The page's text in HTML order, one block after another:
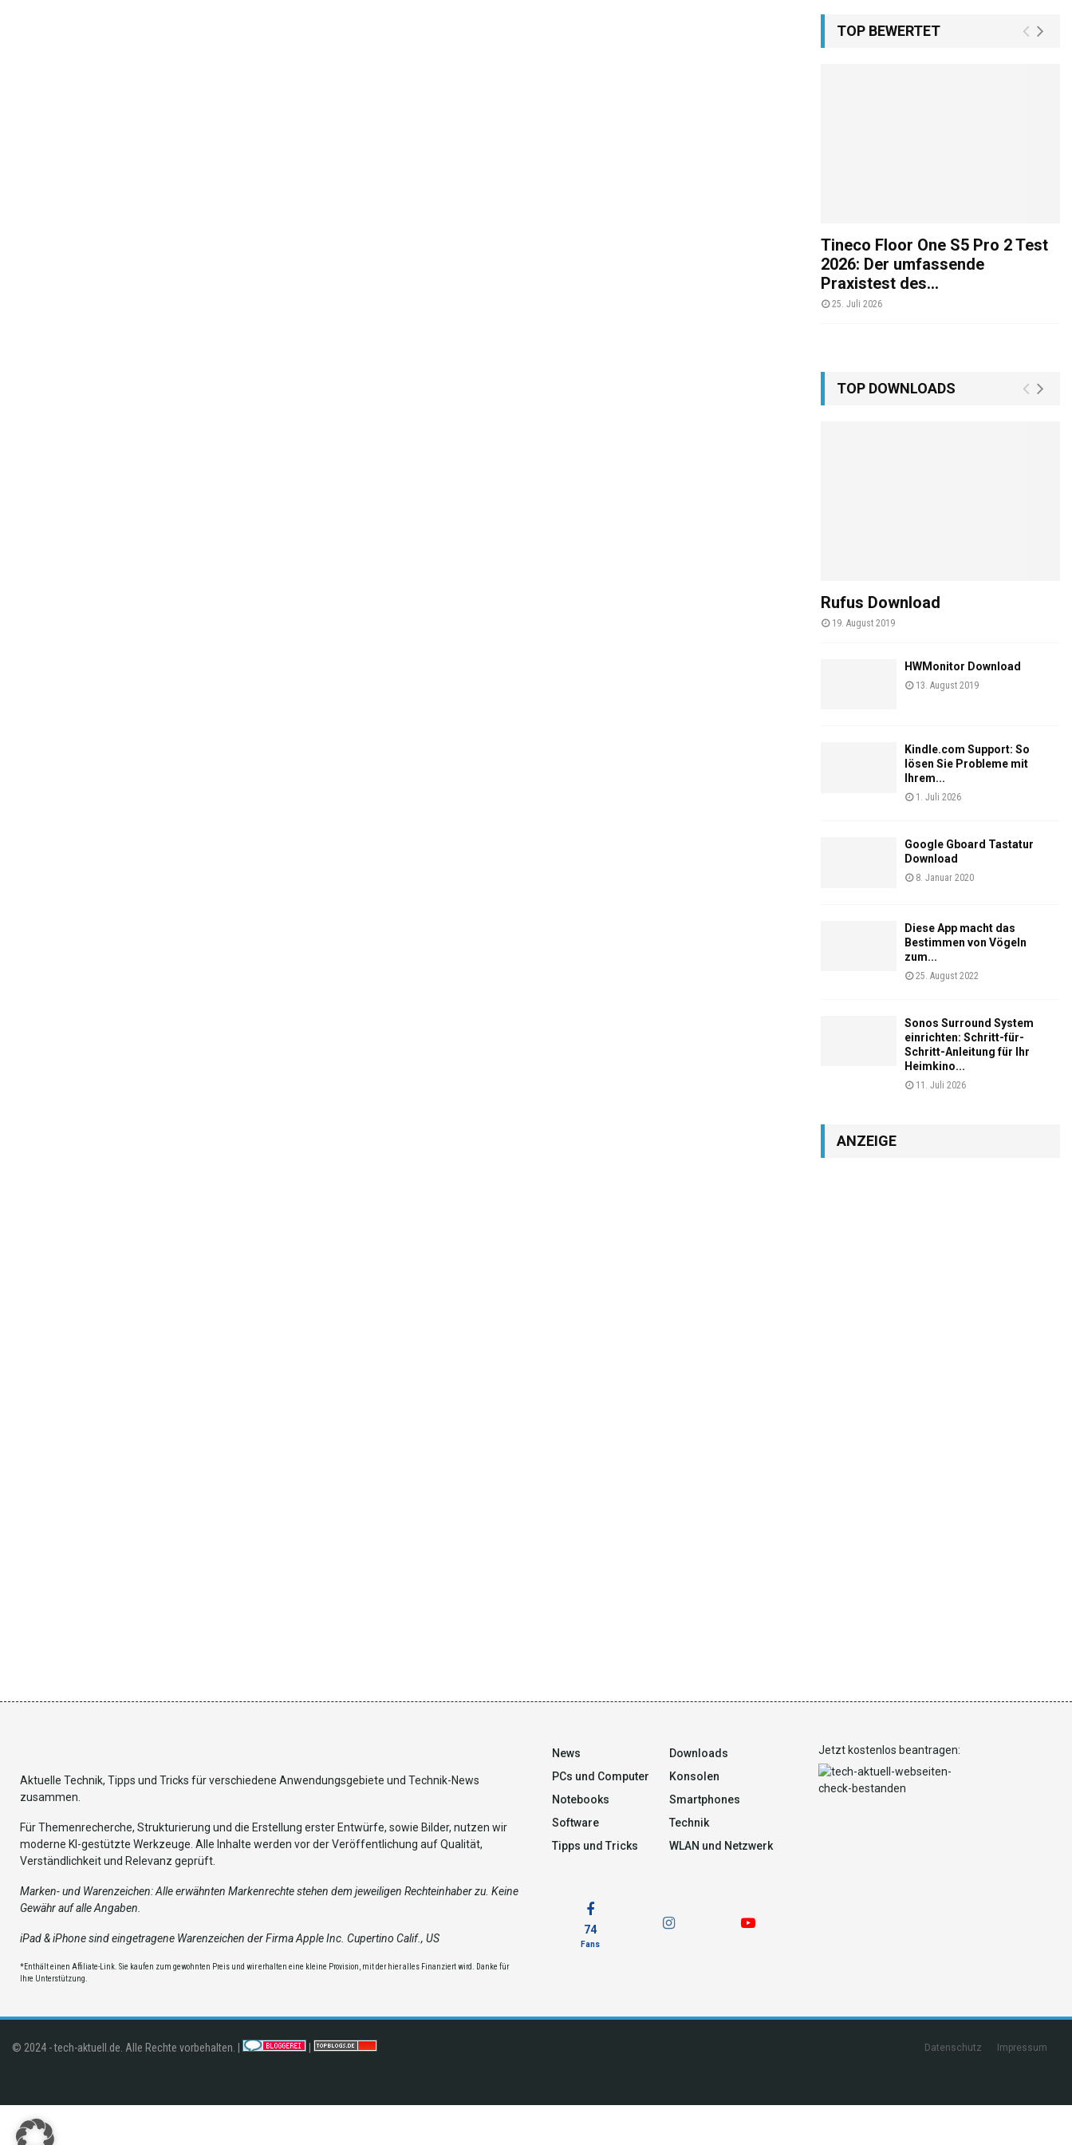
TOP BEWERTET
Tineco Floor One S5 Pro 2 Test
2026: Der umfassende
Praxistest des...
25. Juli 2026
TOP DOWNLOADS
Rufus Download
19. August 2019
HWMonitor Download
13. August 2019
Kindle.com Support: So
lösen Sie Probleme mit
Ihrem...
1. Juli 2026
Google Gboard Tastatur
Download
8. Januar 2020
Diese App macht das
Bestimmen von Vögeln
zum...
25. August 2022
Sonos Surround System
einrichten: Schritt-für-
Schritt-Anleitung für Ihr
Heimkino...
11. Juli 2026
ANZEIGE
Aktuelle Technik, Tipps und Tricks für verschiedene Anwendungsgebiete und Technik-News
zusammen.
Für Themenrecherche, Strukturierung und die Erstellung erster Entwürfe, sowie Bilder, nutzen wir
moderne KI-gestützte Werkzeuge. Alle Inhalte werden vor der Veröffentlichung auf Qualität,
Verständlichkeit und Relevanz geprüft.
Marken- und Warenzeichen: Alle erwähnten Markenrechte stehen dem jeweiligen Rechteinhaber zu. Keine
Gewähr auf alle Angaben.
iPad & iPhone sind eingetragene Warenzeichen der Firma Apple Inc. Cupertino Calif., US
*Enthält einen Affiliate-Link. Sie kaufen zum gewohnten Preis und wir erhalten eine kleine Provision, mit der hier alles Finanziert wird. Danke für
Ihre Unterstützung.
News
Downloads
PCs und Computer
Konsolen
Notebooks
Smartphones
Software
Technik
Tipps und Tricks
WLAN und Netzwerk
74
Fans
Jetzt kostenlos beantragen:
© 2024 - tech-aktuell.de. Alle Rechte vorbehalten. | Datenschutz Impressum